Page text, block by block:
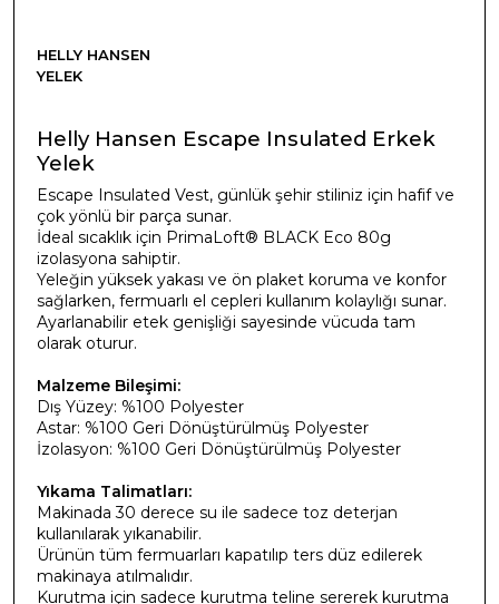
HELLY HANSEN
YELEK
Helly Hansen Escape Insulated Erkek
Yelek
Escape Insulated Vest, günlük şehir stiliniz için hafif ve
çok yönlü bir parça sunar.
İdeal sıcaklık için PrimaLoft® BLACK Eco 80g
izolasyona sahiptir.
Yeleğin yüksek yakası ve ön plaket koruma ve konfor
sağlarken, fermuarlı el cepleri kullanım kolaylığı sunar.
Ayarlanabilir etek genişliği sayesinde vücuda tam
olarak oturur.
Malzeme Bileşimi:
Dış Yüzey: %100 Polyester
Astar: %100 Geri Dönüştürülmüş Polyester
İzolasyon: %100 Geri Dönüştürülmüş Polyester
Yıkama Talimatları:
Makinada 30 derece su ile sadece toz deterjan
kullanılarak yıkanabilir.
Ürünün tüm fermuarları kapatılıp ters düz edilerek
makinaya atılmalıdır.
Kurutma için sadece kurutma teline sererek kurutma